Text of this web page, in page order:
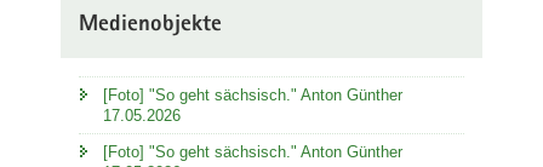
Medienobjekte
[Foto] "So geht sächsisch." Anton Günther
17.05.2026
[Foto] "So geht sächsisch." Anton Günther